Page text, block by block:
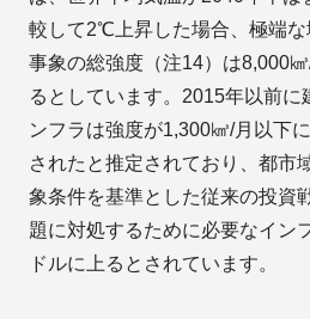
較して2℃上昇した場合、極端
事象の総強度（注14）は8,000
るとしています。2015年以前に
ンフラは強度が1,300㎦/月以下
されたと推定されており、都市
象条件を基準とした従来の投資
題に対処するために必要なイン
ドルに上るとされています。